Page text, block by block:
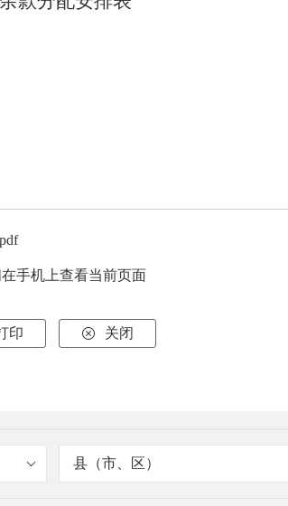
手机上查看当前页面
印  关闭
县（市、区）